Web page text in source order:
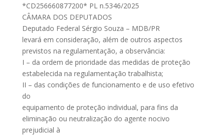
*CD256660877200* PL n.5346/2025
CÂMARA DOS DEPUTADOS
Deputado Federal Sérgio Souza – MDB/PR
levará em consideração, além de outros aspectos
previstos na regulamentação, a observância:
I – da ordem de prioridade das medidas de proteção
estabelecida na regulamentação trabalhista;
II – das condições de funcionamento e de uso efetivo
do
equipamento de proteção individual, para fins da
eliminação ou neutralização do agente nocivo
prejudicial à